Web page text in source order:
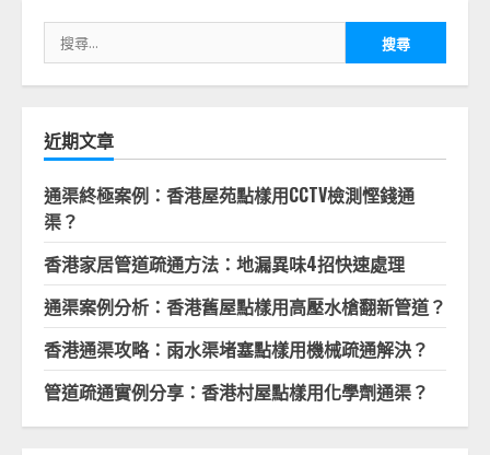
尋
關
字:
近期文章
通渠終極案例：香港屋苑點樣用CCTV檢測慳錢通
渠？
香港家居管道疏通方法：地漏異味4招快速處理
通渠案例分析：香港舊屋點樣用高壓水槍翻新管道？
香港通渠攻略：雨水渠堵塞點樣用機械疏通解決？
管道疏通實例分享：香港村屋點樣用化學劑通渠？